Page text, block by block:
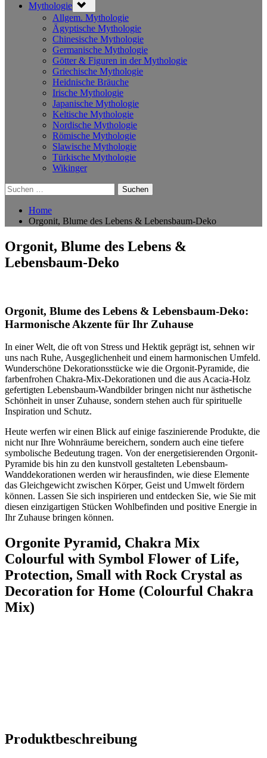
Mythologie sub-
menu
Allgem. Mythologie
Ägyptische Mythologie
Chinesische Mythologie
Germanische Mythologie
Götter & Figuren in der Mythologie
Griechische Mythologie
Heidnische Bräuche
Irische Mythologie
Japanische Mythologie
Keltische Mythologie
Nordische Mythologie
Römische Mythologie
Slawische Mythologie
Türkische Mythologie
Wikinger
Suchen
nach:
Home
Orgonit, Blume des Lebens & Lebensbaum-Deko
Orgonit, Blume des Lebens &
Lebensbaum-Deko
Orgonit, Blume des Lebens &​ Lebensbaum-Deko:
Harmonische Akzente für Ihr Zuhause
In einer Welt,​ die oft von Stress und Hektik geprägt ist, sehnen wir
uns nach Ruhe, Ausgeglichenheit und‍ einem harmonischen Umfeld.
Wunderschöne ⁢Dekorationsstücke wie die Orgonit-Pyramide, die
farbenfrohen Chakra-Mix-Dekorationen ‍und die aus Acacia-Holz
gefertigten Lebensbaum-Wandbilder bringen nicht nur ästhetische
Schönheit in unser Zuhause, sondern stehen ​auch für spirituelle
Inspiration und Schutz.
Heute werfen wir einen Blick auf einige faszinierende Produkte, die
nicht nur Ihre Wohnräume bereichern, sondern auch eine tiefere
symbolische Bedeutung tragen. Von der ⁢energetisierenden Orgonit-
Pyramide bis hin zu den kunstvoll gestalteten Lebensbaum-
Wanddekorationen werden wir herausfinden, wie diese Elemente
das Gleichgewicht zwischen Körper, ⁤Geist und Umwelt fördern
können. Lassen⁣ Sie‌ sich ​inspirieren und entdecken Sie, wie Sie mit
diesen einzigartigen Stücken Wohlbefinden und ​positive Energie in
Ihr Zuhause bringen können.
Orgonite Pyramid, Chakra Mix
Colourful with Symbol Flower of Life,
‍Protection, Small with Rock Crystal as
Decoration for Home (Colourful Chakra
Mix)
Produktbeschreibung